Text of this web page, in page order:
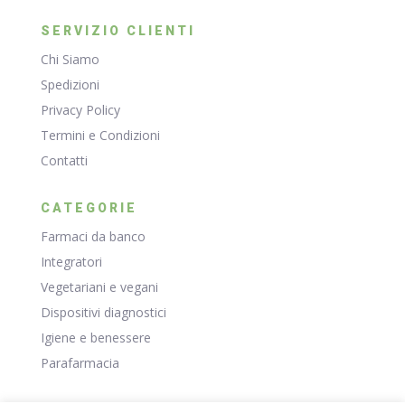
SERVIZIO CLIENTI
Chi Siamo
Spedizioni
Privacy Policy
Termini e Condizioni
Contatti
CATEGORIE
Farmaci da banco
Integratori
Vegetariani e vegani
Dispositivi diagnostici
Igiene e benessere
Parafarmacia